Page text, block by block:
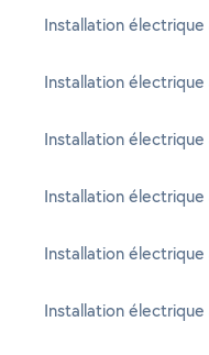
Installation électrique
Installation électrique
Installation électrique
Installation électrique
Installation
Installation